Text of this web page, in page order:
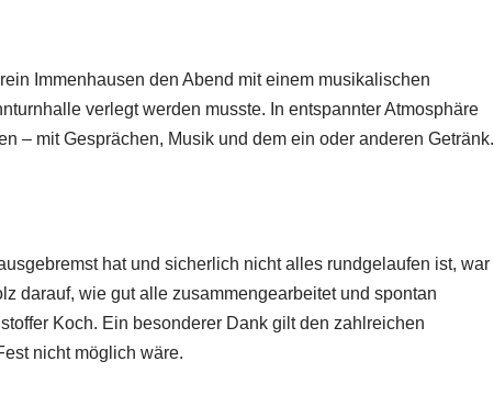
Immenhausen den Abend mit einem musikalischen
verlegt werden musste. In entspannter Atmosphäre
– mit Gesprächen, Musik und dem ein oder anderen Getränk.
hat und sicherlich nicht alles rundgelaufen ist, war
darauf, wie gut alle zusammengearbeitet und spontan
Koch. Ein besonderer Dank gilt den zahlreichen
nicht möglich wäre.